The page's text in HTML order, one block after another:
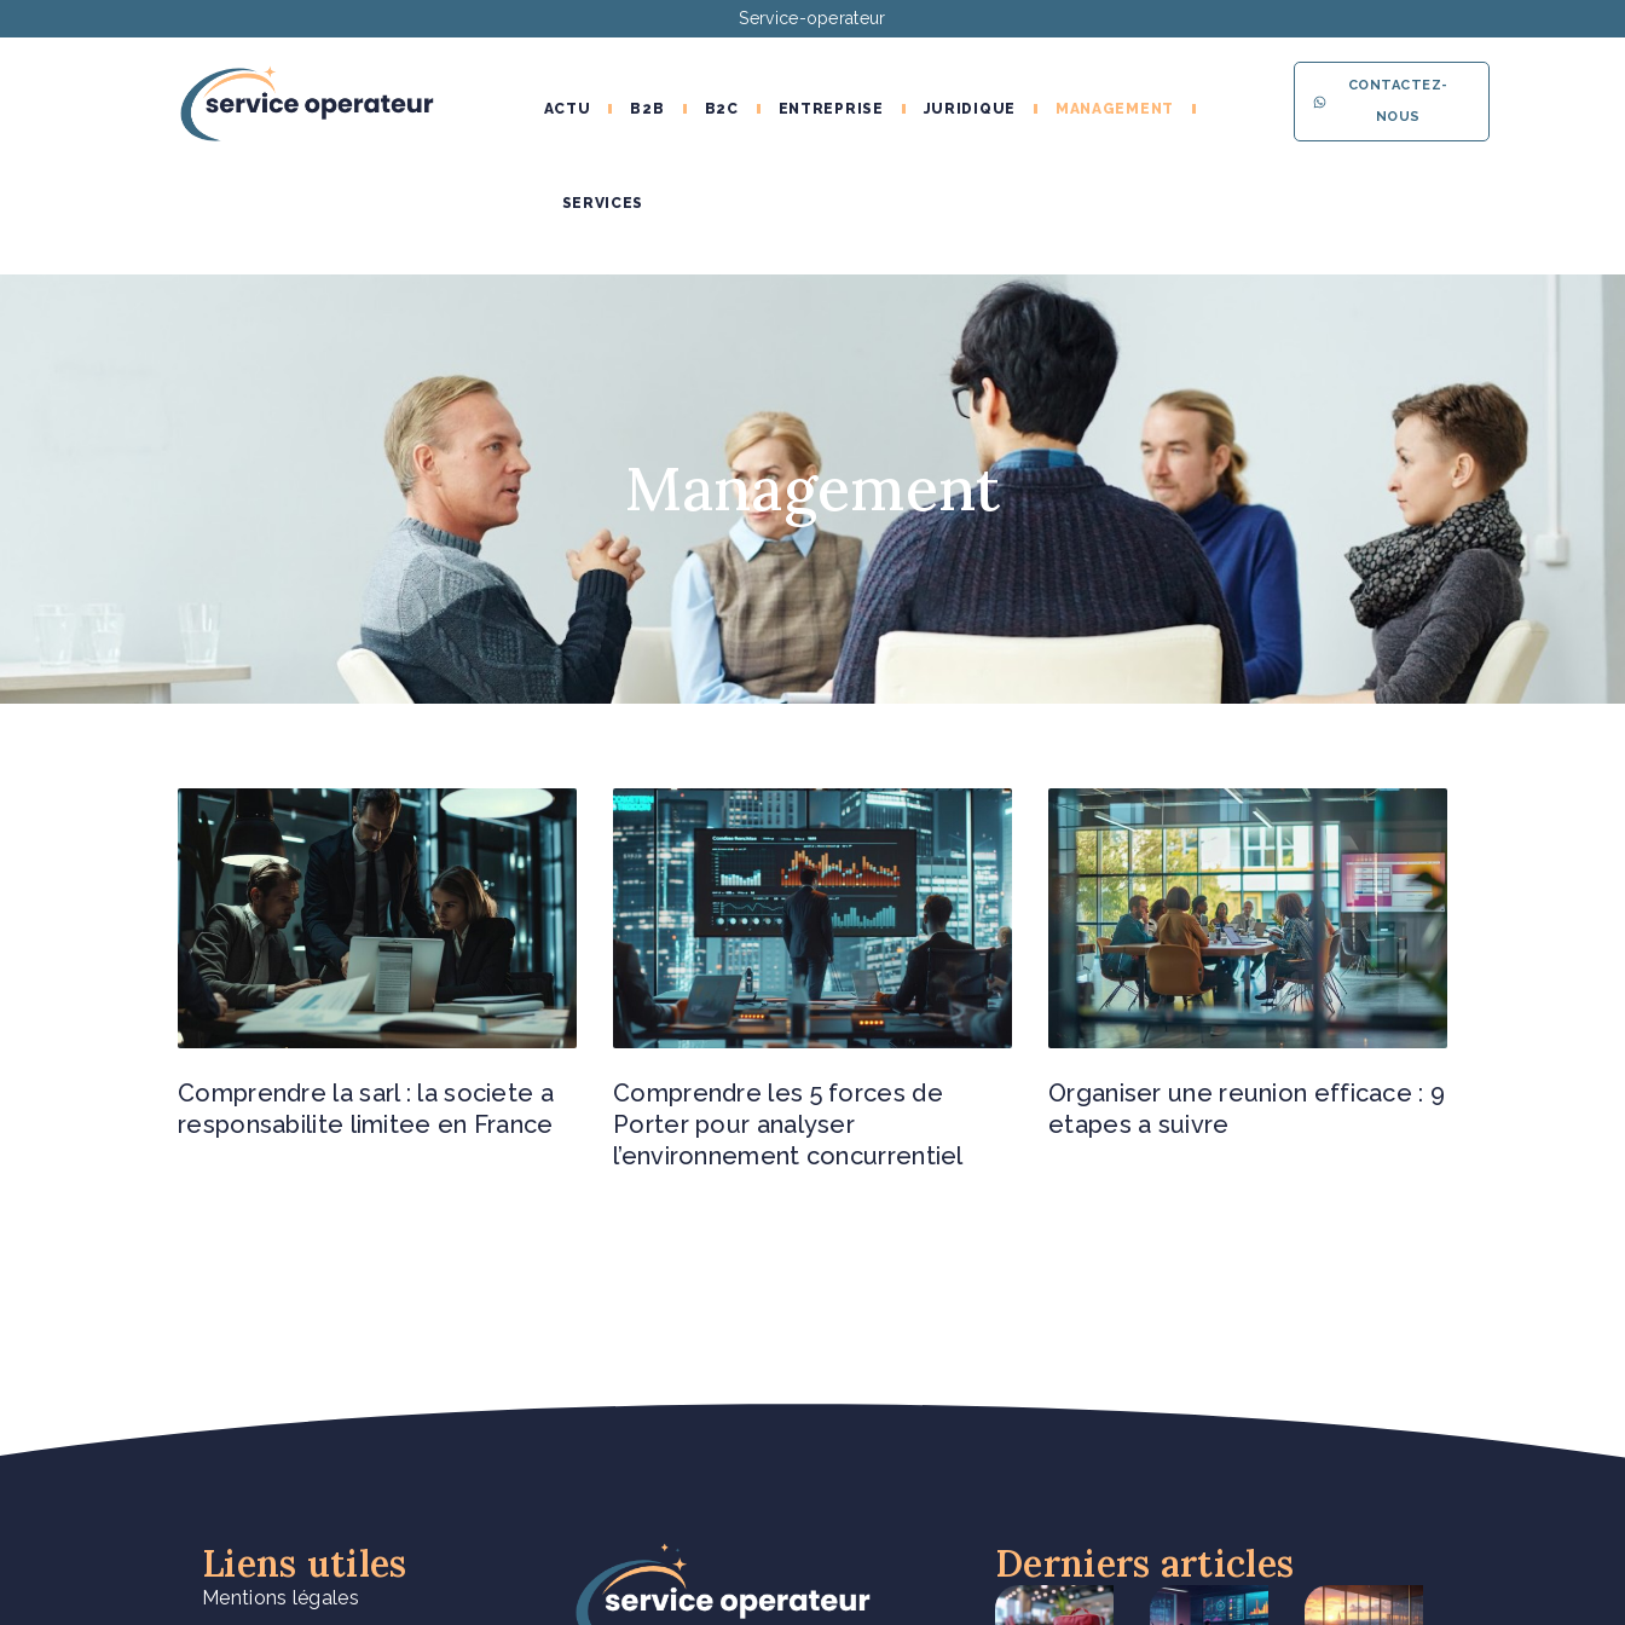
Service-operateur
ACTU B2B B2C ENTREPRISE JURIDIQUE MANAGEMENT
SERVICES
CONTACTEZ-
NOUS
Management
Comprendre la sarl : la societe a
responsabilite limitee en France
Comprendre les 5 forces de
Porter pour analyser
l’environnement concurrentiel
Organiser une reunion efficace : 9
etapes a suivre
Liens utiles
Mentions légales
Derniers articles